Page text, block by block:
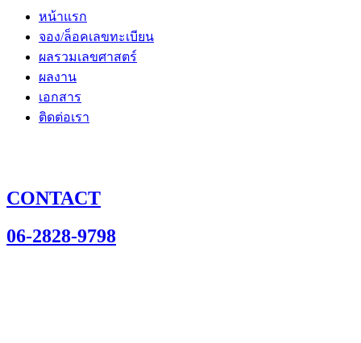
หน้าแรก
จอง/ล็อคเลขทะเบียน
ผลรวมเลขศาสตร์
ผลงาน
เอกสาร
ติดต่อเรา
CONTACT
06-2828-9798